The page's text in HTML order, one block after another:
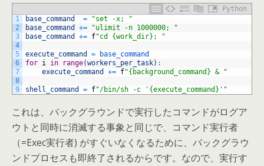
Python
1
2
3
4
5
6
7
8
9
base_command =
"set -x; "
base_command
+=
"ulimit -n 1000000; "
base_command
+= f"cd {work_dir}; "
execute_command =
base_command
for i in range(workers_per_task) :
execute_command
+= f"{background_command} & "
shell_command = f"/bin/sh -c '{execute_command}'"
これは、バックグラウンドで実行したコマンドがログア
ウトと同時に消滅する事象と同じで、コマンド実行者
（=Exec実行者) がすぐいなくなるために、バックグラウ
ンドプロセスも即終了されるからです。なので、実行す